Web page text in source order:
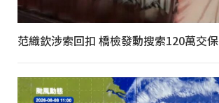
范織欽涉索回扣 橋檢發動搜索120萬交保